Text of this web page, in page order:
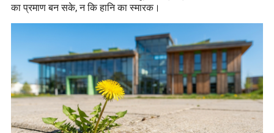
का प्रमाण बन सके, न कि हानि का स्मारक।